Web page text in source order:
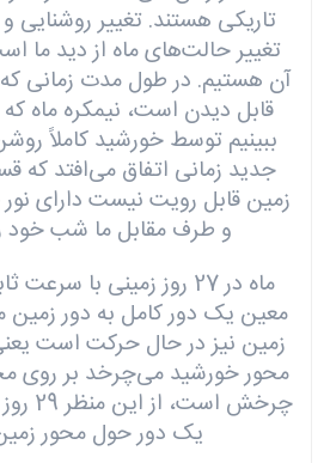
تاریکی هستند. تغییر روشنایی
تغییر حالت‌های ماه از دید ما
آن هستیم. در طول مدت زمانی که
قابل دیدن است، نیمکره ماه که
ببینیم توسط خورشید کاملاً
جدید زمانی اتفاق می‌افتد که
زمین قابل رویت نیست دارای
و طرف مقابل ما شب خود
ماه در 27 روز زمینی با
معین یک دور کامل به دور زمین
زمین نیز در حال حرکت است
محور خورشید می‌چرخد ​​بر روی
چرخش
یک دور حول محور